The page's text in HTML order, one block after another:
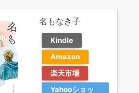
名もなき子
Kindle
Amazon
楽天市場
Yahooショッ